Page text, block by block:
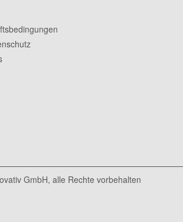
GmbH, alle Rechte vorbehalten